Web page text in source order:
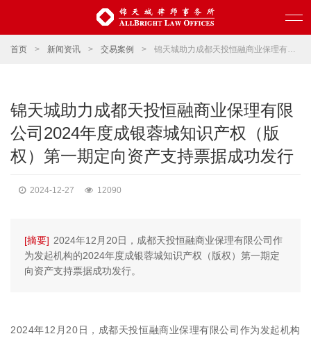
首页 > 新闻资讯 > 交易案例 > 锦天城助力成都天投恒融商业保理有限公司2024年度成银蓉城知识产权（版权）第一期定向资产支持票据成功发行
锦天城助力成都天投恒融商业保理有限
公司2024年度成银蓉城知识产权（版
权）第一期定向资产支持票据成功发行
2024-12-27 12090
[摘要] 2024年12月20日，成都天投恒融商业保理有限公司作
为发起机构的2024年度成银蓉城知识产权（版权）第一期定
向资产支持票据成功发行。
2024年12月20日，成都天投恒融商业保理有限公司作为发起机构